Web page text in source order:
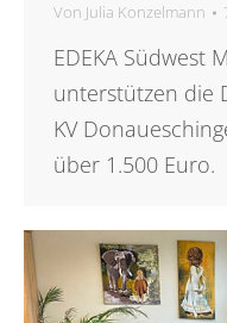
Von Julia Konzelmann
EDEKA Südwest
unterstützen die
KV
über 1.500 Euro.